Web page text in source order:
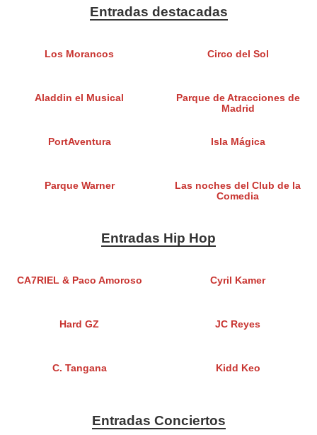
Entradas destacadas
Los Morancos Circo del Sol
Aladdin el Musical
Parque de Atracciones de
Madrid
PortAventura Isla Mágica
Parque Warner
Las noches del Club de la
Comedia
Entradas Hip Hop
CA7RIEL & Paco Amoroso Cyril Kamer
Hard GZ JC Reyes
C. Tangana Kidd Keo
Entradas Conciertos